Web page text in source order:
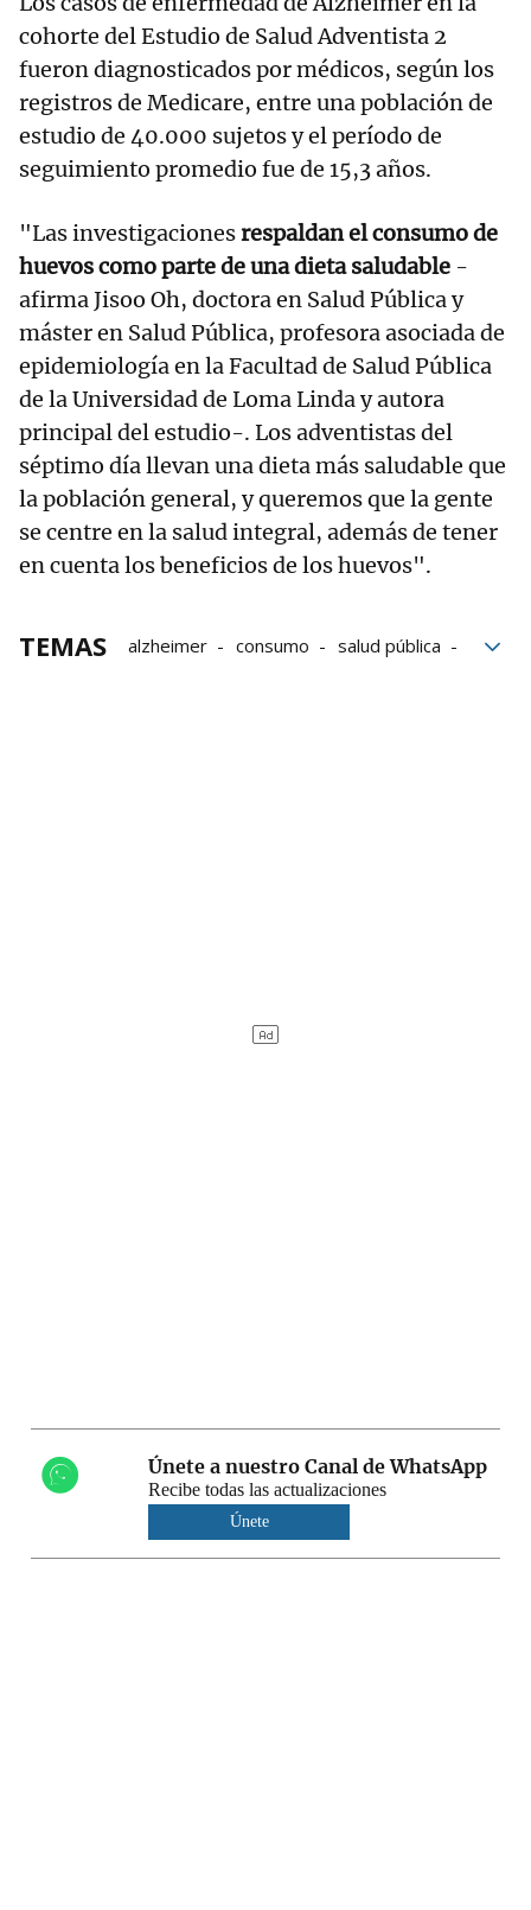
cohorte del Estudio de Salud Adventista 2
fueron diagnosticados por médicos, según los
registros de Medicare, entre una población de
estudio de 40.000 sujetos y el período de
seguimiento promedio fue de 15,3 años.
"Las investigacionesrespaldan el consumo de
huevos como parte de una dieta saludable -
afirma Jisoo Oh, doctora en Salud Pública y
máster en Salud Pública, profesora asociada de
epidemiología en la Facultad de Salud Pública
de la Universidad de Loma Linda y autora
principal del estudio-. Los adventistas del
séptimo día llevan una dieta más saludable que
la población general, y queremos que la gente
se centre en la salud integral, además de tener
en cuenta los beneficios de los huevos".
TEMAS alzheimer consumo
salud pública
Únete a nuestro Canal de WhatsApp
Recibe todas las actualizaciones
Únete